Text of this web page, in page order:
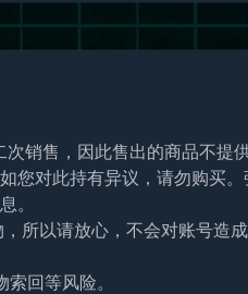
销售，因此售出的商品不提
您对此持有异议，请勿购买。
。
所以请放心，不会对账号造成
回等风险。